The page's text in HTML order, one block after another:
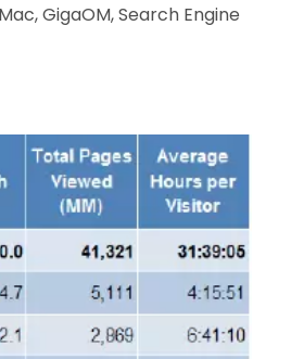
GigaOM, Search Engine